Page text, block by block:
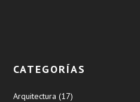
CATEGORÍAS
Arquitectura (17)